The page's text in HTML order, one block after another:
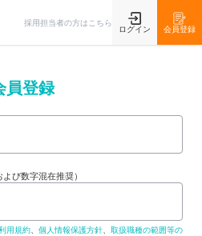
採用担当者の方はこちら
ログイン 会員登録
員登録
び数字混在推奨）
用規約 個人情報保護方針
取扱職種の範囲等の